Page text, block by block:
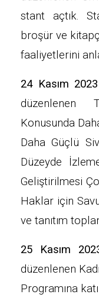
stant açtık.
broşür ve
faaliyetlerini
24 Kasım
düzenlenen
Konusunda
Daha Güçlü
Düzeyde
Geliştirilmesi
Haklar için
ve tanıtım
25 Kasım
düzenlenen
Programına